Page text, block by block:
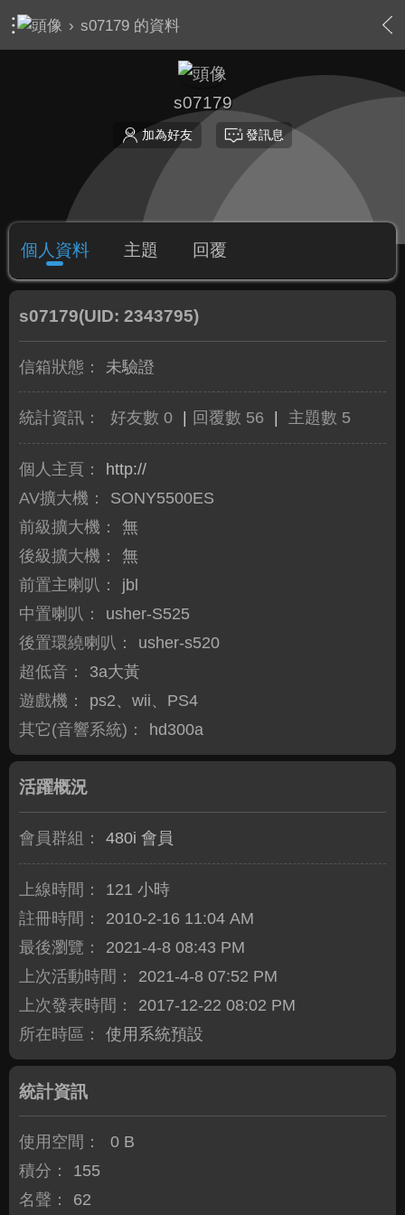
› s07179 的資料
s07179
加為好友 發訊息
個人資料 主題 回覆
s07179(UID: 2343795)
信箱狀態： 未驗證
統計資訊： 好友數 0 回覆數 56 主題數 5
個人主頁：
http://
AV擴大機：
SONY5500ES
前級擴大機：
無
後級擴大機：
無
前置主喇叭：
jbl
中置喇叭：
usher-S525
後置環繞喇叭：
usher-s520
超低音：
3a大黃
遊戲機：
ps2、wii、PS4
其它(音響系統)：
hd300a
活躍概況
會員群組： 480i 會員
上線時間：
121 小時
註冊時間：
2010-2-16 11:04 AM
最後瀏覽：
2021-4-8 08:43 PM
上次活動時間：
2021-4-8 07:52 PM
上次發表時間：
2017-12-22 08:02 PM
所在時區：
使用系統預設
統計資訊
使用空間：
0 B
積分：
155
名聲：
62